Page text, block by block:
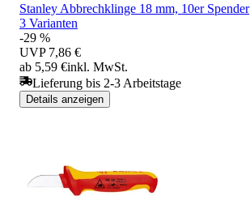
Stanley Abbrechklinge 18 mm, 10er Spender
3 Varianten
-29 %
UVP 7,86 €
ab 5,59 €inkl. MwSt.
Lieferung bis 2-3 Arbeitstage
Details anzeigen